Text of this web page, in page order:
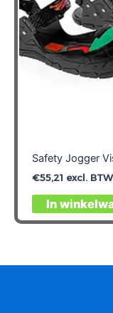
Safety Jogger
€55,21 excl.
In